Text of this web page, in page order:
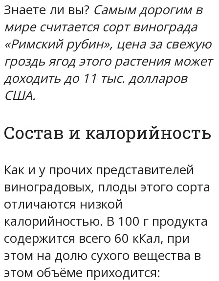
Знаете ли вы? Самым дорогим в
мире считается сорт винограда
«Римский рубин», цена за свежую
гроздь ягод этого растения может
доходить до 11 тыс. долларов
США.
Состав и калорийность
Как и у прочих представителей
виноградовых, плоды этого сорта
отличаются низкой
калорийностью. В 100 г продукта
содержится всего 60 кКал, при
этом на долю сухого вещества в
этом объёме приходится: